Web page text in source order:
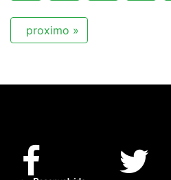
proximo »